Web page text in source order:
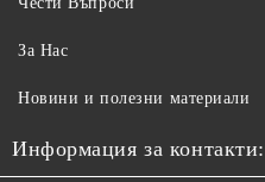
За Нас
Новини и полезни материали
Информация за контакти: